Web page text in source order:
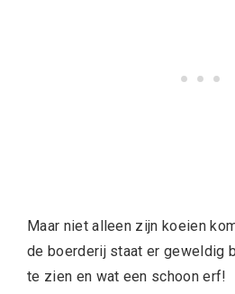
Maar niet alleen zijn koeien
de boerderij staat er geweldig
te zien en wat een schoon erf!